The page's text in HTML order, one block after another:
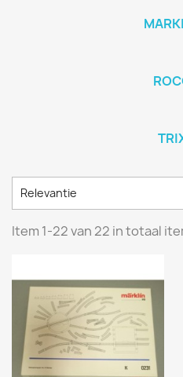
Relevantie
Item 1-22 van 22 in totaal